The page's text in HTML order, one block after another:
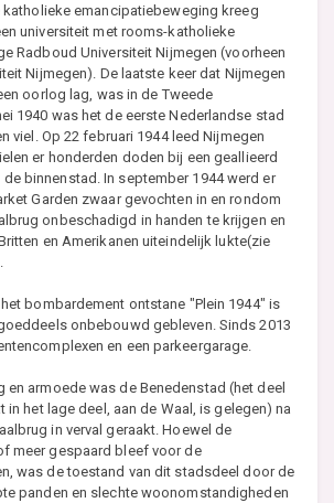
katholieke emancipatiebeweging kreeg
universiteit met rooms-katholieke
Radboud Universiteit Nijmegen (voorheen
Nijmegen). De laatste keer dat Nijmegen
oorlog lag, was in de Tweede
1940 was het de eerste Nederlandse stad
viel. Op 22 februari 1944 leed Nijmegen
er honderden doden bij een geallieerd
binnenstad. In september 1944 werd er
Garden zwaar gevochten in en rondom
onbeschadigd in handen te krijgen en
en Amerikanen uiteindelijk lukte(zie
bombardement ontstane "Plein 1944" is
onbebouwd gebleven. Sinds 2013
en een parkeergarage.
en armoede was de Benedenstad (het deel
in het lage deel, aan de Waal, is gelegen) na
in verval geraakt. Hoewel de
meer gespaard bleef voor de
was de toestand van dit stadsdeel door de
panden en slechte woonomstandigheden